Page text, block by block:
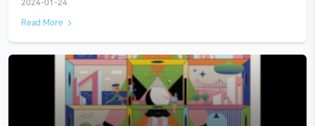
세계관 있는 가구 디자이너, 채범석
2024-01-24
Read More